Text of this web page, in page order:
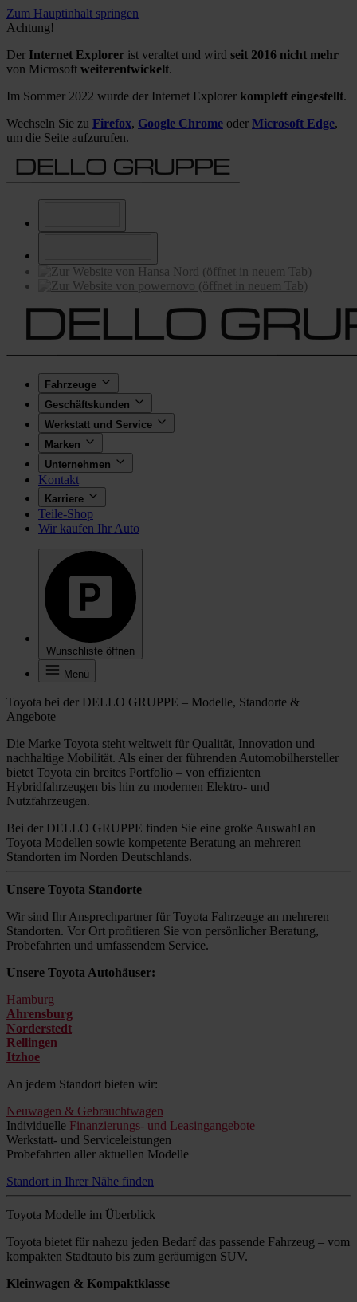
Zum Hauptinhalt springen
Achtung!
Der Internet Explorer ist veraltet und wird seit 2016 nicht mehr
von Microsoft weiterentwickelt.
Im Sommer 2022 wurde der Internet Explorer komplett eingestellt.
Wechseln Sie zu Firefox, Google Chrome oder Microsoft Edge,
um die Seite aufzurufen.
Fahrzeuge
Geschäftskunden
Werkstatt und Service
Marken
Unternehmen
Kontakt
Karriere
Teile-Shop
Wir kaufen Ihr Auto
Wunschliste öffnen
Menü
Toyota bei der DELLO GRUPPE – Modelle, Standorte &
Angebote
Die Marke Toyota steht weltweit für Qualität, Innovation und
nachhaltige Mobilität. Als einer der führenden Automobilhersteller
bietet Toyota ein breites Portfolio – von effizienten
Hybridfahrzeugen bis hin zu modernen Elektro- und
Nutzfahrzeugen.
Bei der DELLO GRUPPE finden Sie eine große Auswahl an
Toyota Modellen sowie kompetente Beratung an mehreren
Standorten im Norden Deutschlands.
Unsere Toyota Standorte
Wir sind Ihr Ansprechpartner für Toyota Fahrzeuge an mehreren
Standorten. Vor Ort profitieren Sie von persönlicher Beratung,
Probefahrten und umfassendem Service.
Unsere Toyota Autohäuser:
Hamburg
Ahrensburg
Norderstedt
Rellingen
Itzhoe
An jedem Standort bieten wir:
Neuwagen & Gebrauchtwagen
Individuelle Finanzierungs- und Leasingangebote
Werkstatt- und Serviceleistungen
Probefahrten aller aktuellen Modelle
Standort in Ihrer Nähe finden
Toyota Modelle im Überblick
Toyota bietet für nahezu jeden Bedarf das passende Fahrzeug – vom
kompakten Stadtauto bis zum geräumigen SUV.
Kleinwagen & Kompaktklasse